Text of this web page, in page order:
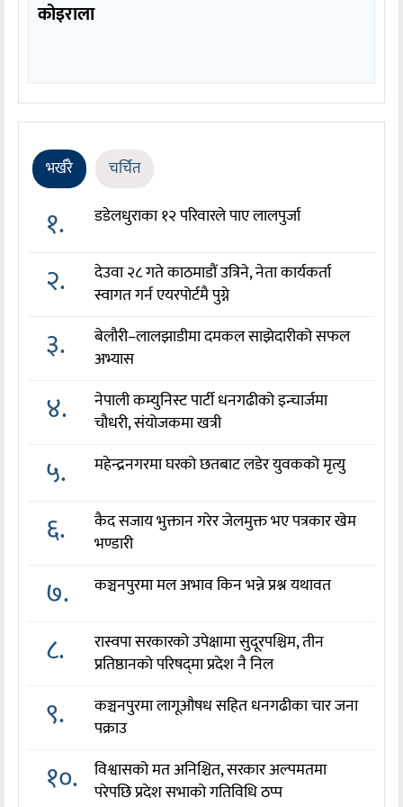
कोइराला
भर्खरै चर्चित
१. डडेलधुराका १२ परिवारले पाए लालपुर्जा
२.
देउवा २८ गते काठमाडौं उत्रिने, नेता कार्यकर्ता
स्वागत गर्न एयरपोर्टमै पुग्ने
३.
बेलौरी–लालझाडीमा दमकल साझेदारीको सफल
अभ्यास
४.
नेपाली कम्युनिस्ट पार्टी धनगढीको इन्चार्जमा
चौधरी, संयोजकमा खत्री
५. महेन्द्रनगरमा घरको छतबाट लडेर युवकको मृत्यु
६.
कैद सजाय भुक्तान गरेर जेलमुक्त भए पत्रकार खेम
भण्डारी
७. कञ्चनपुरमा मल अभाव किन भन्ने प्रश्न यथावत
८.
रास्वपा सरकारको उपेक्षामा सुदूरपश्चिम, तीन
प्रतिष्ठानको परिषद्‌मा प्रदेश नै निल
९.
कञ्चनपुरमा लागूऔषध सहित धनगढीका चार जना
पक्राउ
१०.
विश्वासको मत अनिश्चित, सरकार अल्पमतमा
परेपछि प्रदेश सभाको गतिविधि ठप्प